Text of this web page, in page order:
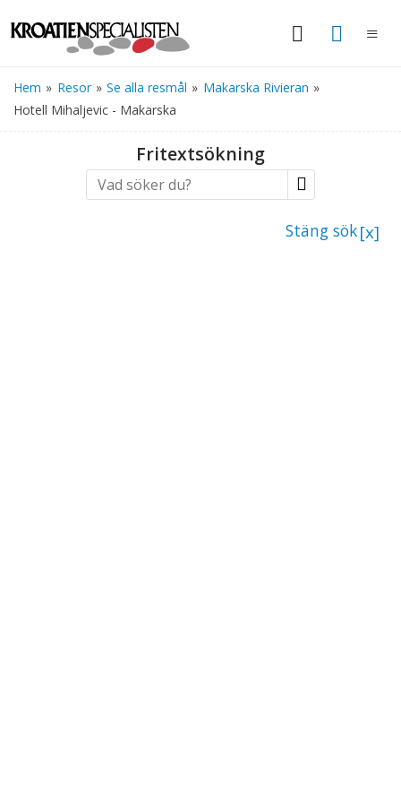
Hem » Resor » Se alla resmål » Makarska Rivieran »
Hotell Mihaljevic - Makarska
Fritextsökning
Stäng sök